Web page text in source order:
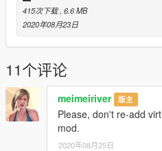
415次下载 , 6.6 MB
2020年08月23日
11个评论
meimeiriver 版主
Please, don't re-add
mod.
2020年08月25日